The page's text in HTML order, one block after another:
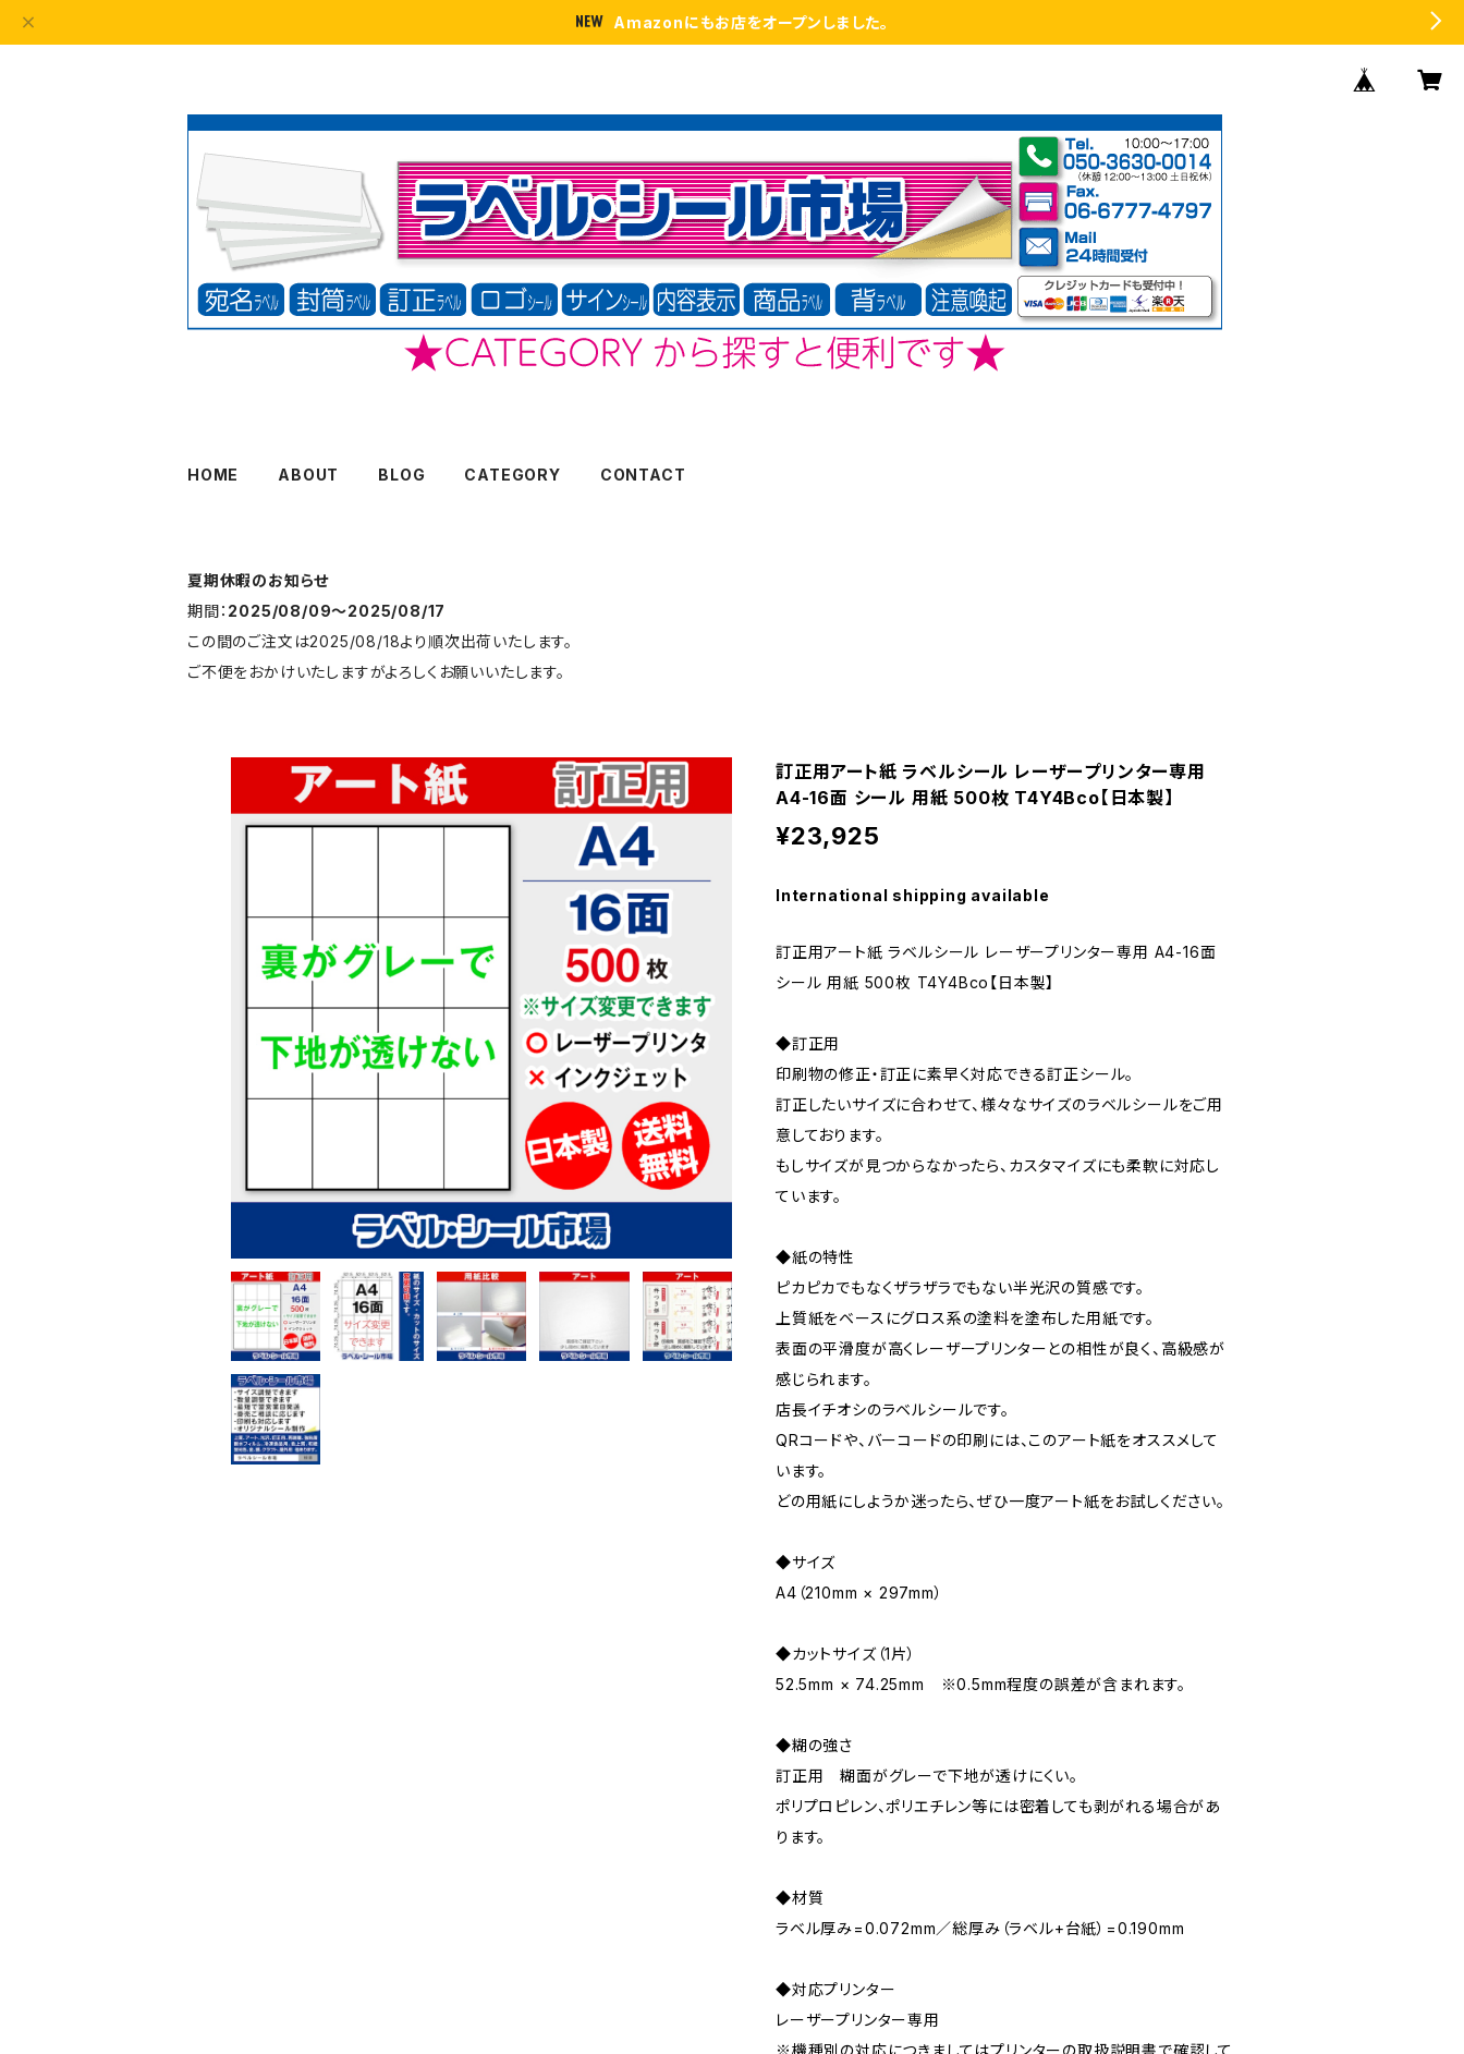
Amazonにもお店をオープンしました。
HOME ABOUT BLOG CATEGORY CONTACT
夏期休暇のお知らせ
期間： 2025/08/09〜2025/08/17
この間のご注文は2025/08/18より順次出荷いたします。
ご不便をおかけいたしますがよろしくお願いいたします。
訂正用アート紙 ラベルシール レーザープリンター専用
A4-16面 シール 用紙 500枚 T4Y4Bco【日本製】
¥23,925
International shipping available
訂正用アート紙 ラベルシール レーザープリンター専用 A4-16面
シール 用紙 500枚 T4Y4Bco【日本製】
◆訂正用
印刷物の修正・訂正に素早く対応できる訂正シール。
訂正したいサイズに合わせて、様々なサイズのラベルシールをご用
意しております。
もしサイズが見つからなかったら、カスタマイズにも柔軟に対応し
ています。
◆紙の特性
ピカピカでもなくザラザラでもない半光沢の質感です。
上質紙をベースにグロス系の塗料を塗布した用紙です。
表面の平滑度が高くレーザープリンターとの相性が良く、高級感が
感じられます。
店長イチオシのラベルシールです。
QRコードや、バーコードの印刷には、このアート紙をオススメして
います。
どの用紙にしようか迷ったら、ぜひ一度アート紙をお試しください。
◆サイズ
A4（210mm × 297mm）
◆カットサイズ（1片）
52.5mm × 74.25mm ※0.5mm程度の誤差が含まれます。
◆糊の強さ
訂正用 糊面がグレーで下地が透けにくい。
ポリプロピレン、ポリエチレン等には密着しても剥がれる場合があ
ります。
◆材質
ラベル厚み=0.072mm／総厚み（ラベル+台紙）=0.190mm
◆対応プリンター
レーザープリンター専用
※機種別の対応につきましてはプリンターの取扱説明書で確認して